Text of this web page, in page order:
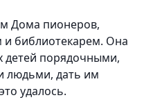
Дома пионеров,
и библиотекарем. Она
детей порядочными,
людьми, дать им
удалось.